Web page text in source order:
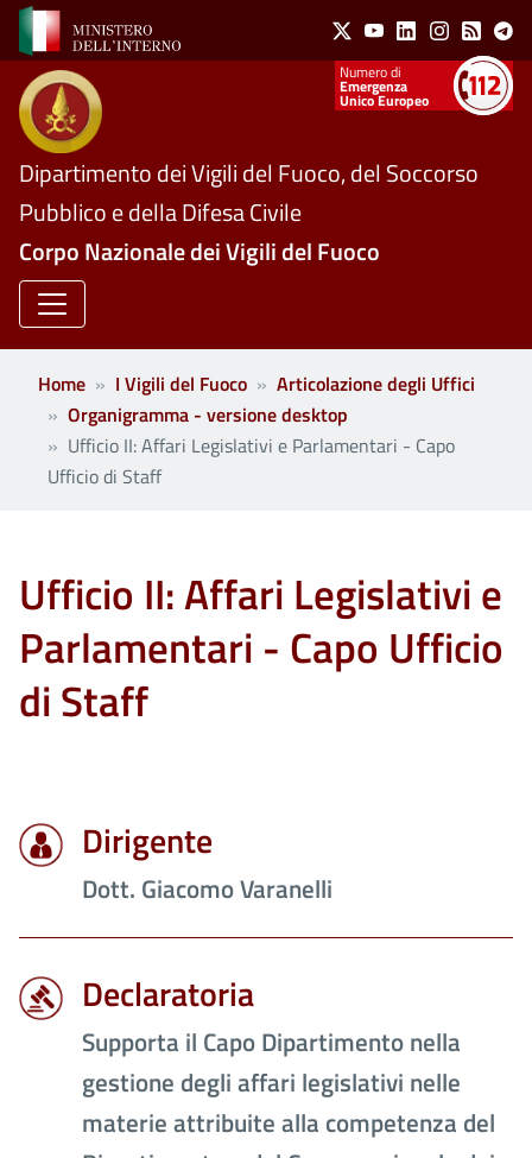
Salta al contenuto principale Social Menu
X YoutubeLinkedinInstagram
Feed
Numeri utili
Emergenza
Unico Europeo
Dipartimento dei Vigili del Fuoco, del Soccorso
Pubblico e della Difesa Civile
Corpo Nazionale dei Vigili del Fuoco
Home I Vigili del Fuoco
Articolazione degli Uffici
Organigramma - versione desktop
Ufficio II: Affari Legislativi e Parlamentari - Capo
Ufficio di Staff
Ufficio II: Affari Legislativi e
Parlamentari - Capo Ufficio
di Staff
Dirigente
Dott. Giacomo Varanelli
Declaratoria
Supporta il Capo Dipartimento nella
gestione degli affari legislativi nelle
materie attribuite alla competenza del